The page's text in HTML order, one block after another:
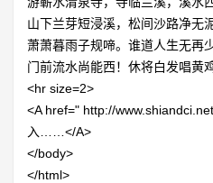
山下兰芽短浸溪，松间沙路净无泥
萧萧暮雨子规啼。谁道人生无再少
门前流水尚能西！休将白发唱黄鸡
<hr size=2>
<A href=" http://
入…… </A>
</body>
</html>